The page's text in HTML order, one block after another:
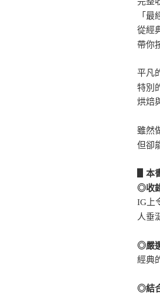
「
從經
帶你
平凡
特別
烘焙
雖然
但卻
▋本
◎收
IG上
人垂
◎嚴
經典
◎結